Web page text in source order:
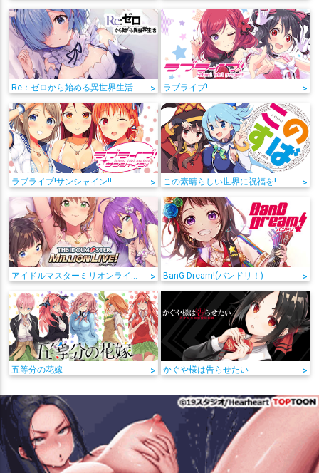
Re：ゼロから始める異世界生活 > ラブライブ! >
ラブライブ!サンシャイン!! > この素晴らしい世界に祝福を! >
> BanG Dream!(バンドリ！) >
五等分の花嫁 > かぐや様は告らせたい >